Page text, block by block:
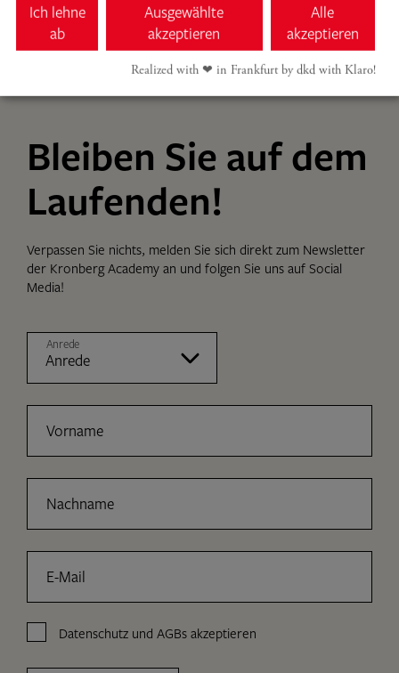
Bleiben Sie auf dem
Laufenden!
Verpassen Sie nichts, melden Sie sich direkt zum Newsletter
der Kronberg Academy an und folgen Sie uns auf Social
Media!
Anrede
Vorname
Nachname
E-Mail
Datenschutz undAGBs akzeptieren
Ich lehne
ab
Ausgewählte
akzeptieren
Alle
akzeptieren
Realized with ❤︎ in Frankfurt by dkd with Klaro!